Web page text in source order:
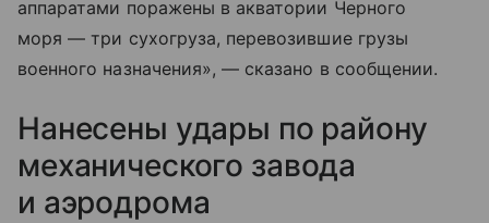
аппаратами поражены в акватории Черного
моря — три сухогруза, перевозившие грузы
военного назначения», — сказано в сообщении.
Нанесены удары по району
механического завода
и аэродрома